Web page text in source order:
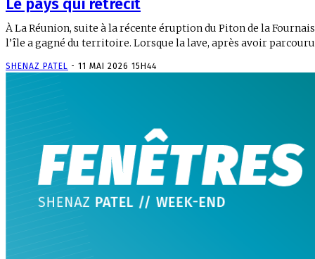
Le pays qui rétrécit
À La Réunion, suite à la récente éruption du Piton de la
l’île a gagné du territoire. Lorsque la lave, après avoir
SHENAZ PATEL - 11 MAI 2026 15H44